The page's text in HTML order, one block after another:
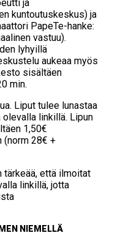
ja
kuntoutuskeskus) ja
PapeTe-hanke:
vastuu).
lyhyillä
aukeaa myös
sisältäen
min.
Liput tulee lunastaa
linkillä. Lipun
1,50€
(norm 28€ +
tärkeää, että ilmoitat
linkillä, jotta
NIE­MEL­LÄ